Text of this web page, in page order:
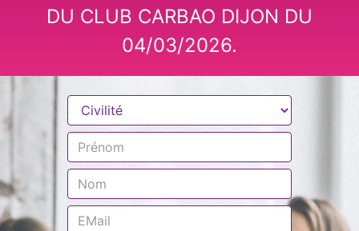
DU CLUB CARBAO DIJON DU
04/03/2026.